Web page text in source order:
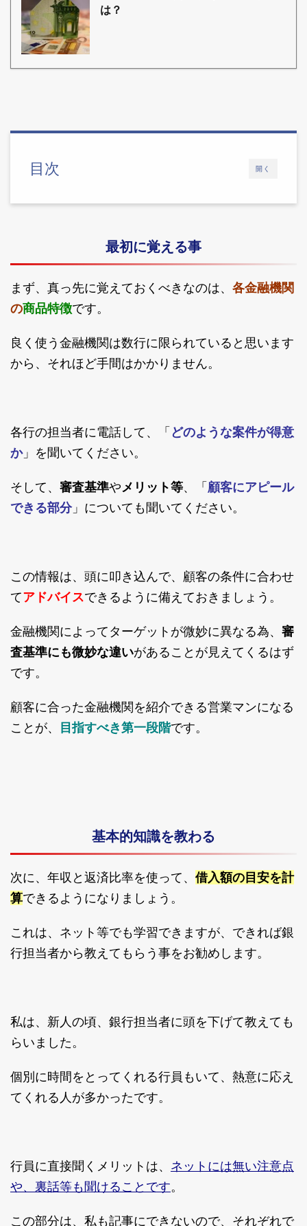
は？
開く
目次
最初に覚える事
まず、真っ先に覚えておくべきなのは、 各金融機関
の商品特徴です。
良く使う金融機関は数行に限られていると思います
から、それほど手間はかかりません。
各行の担当者に電話して、「 どのような案件が得意
か」を聞いてください。
そして、 審査基準やメリット等、「 顧客にアピール
できる部分」についても聞いてください。
この情報は、頭に叩き込んで、顧客の条件に合わせ
てアドバイスできるように備えておきましょう。
金融機関によってターゲットが微妙に異なる為、 審
査基準にも微妙な違いがあることが見えてくるはず
です。
顧客に合った金融機関を紹介できる営業マンになる
ことが、
目指すべき第一段階です。
基本的知識を教わる
次に、年収と返済比率を使って、 借入額の目安を計
算できるようになりましょう。
これは、ネット等でも学習できますが、できれば銀
行担当者から教えてもらう事をお勧めします。
私は、新人の頃、銀行担当者に頭を下げて教えても
らいました。
個別に時間をとってくれる行員もいて、熱意に応え
てくれる人が多かったです。
行員に直接聞くメリットは、 ネットには無い注意点
や、裏話等も聞けることです。
この部分は、私も記事にできないので、それぞれで